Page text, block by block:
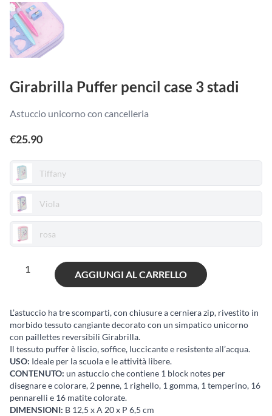
Girabrilla Puffer pencil case 3 stadi
Astuccio unicorno con cancelleria
€25.90
Tiffany
Viola
rosa
Girabrilla
case
3
stadi
quantità
AGGIUNGI AL CARRELLO
L’astuccio ha tre scomparti, con chiusure a cerniera zip, rivestito in
morbido tessuto cangiante decorato con un simpatico unicorno
con paillettes reversibili Girabrilla.
Il tessuto puffer è liscio, soffice, luccicante e resistente all’acqua.
USO: Ideale per la scuola e le attività libere.
CONTENUTO: un astuccio che contiene 1 block notes per
disegnare e colorare, 2 penne, 1 righello, 1 gomma, 1 temperino, 16
pennarelli e 16 matite colorate.
DIMENSIONI: B 12,5 x A 20 x P 6,5 cm